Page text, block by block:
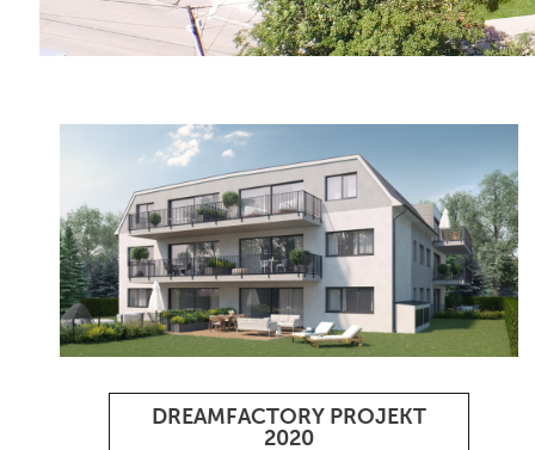
DREAMFACTORY PROJEKT
2020